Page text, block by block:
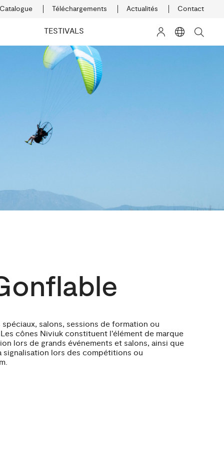
Catalogue Téléchargements Actualités Contact
TESTIVALS
salons, sessions de formation ou
cônes Niviuk constituent l’élément de marque
lors de grands événements et salons, ainsi que
signalisation lors des compétitions ou